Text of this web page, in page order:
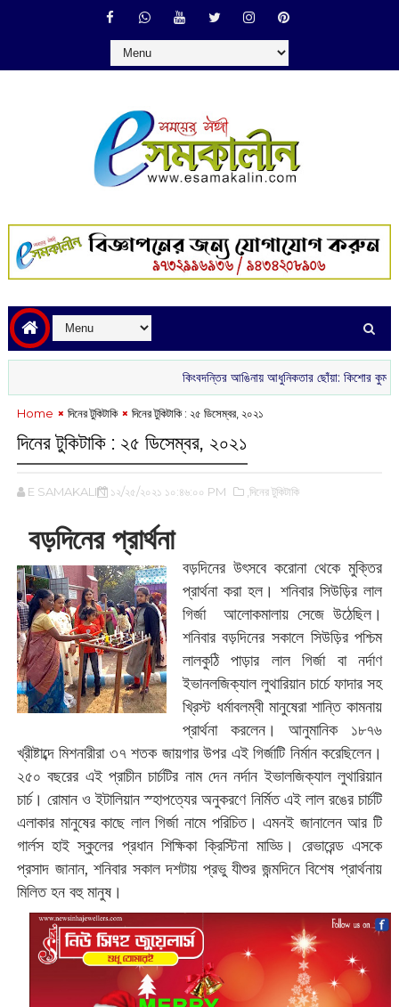
কিংবদন্তির আঙিনায় আধুনিকতার ছোঁয়া: কিশোর কুমারের
Home দিনের টুকিটাকি দিনের টুকিটাকি : ‌২৫ ডিসেম্বর, ২০২১
দিনের টুকিটাকি : ‌২৫ ডিসেম্বর, ২০২১
E SAMAKALIN ১২/২৫/২০২১ ১০:৪৬:০০ PM ,দিনের টুকিটাকি
‌বড়দিনের প্রার্থনা
বড়দিনের উৎসবে করোনা থেকে মুক্তির
প্রার্থনা করা হল। শনিবার সিউড়ির লাল
গির্জা আলোকমালায় সেজে উঠেছিল।
শনিবার বড়দিনের সকালে সিউড়ির পশ্চিম
লালকুঠি পাড়ার লাল গির্জা বা নর্দাণ
ইভানলজিক্যাল লুথারিয়ান চার্চে ফাদার সহ
খ্রিস্ট ধর্মাবলম্বী মানুষেরা শান্তি কামনায়
প্রার্থনা করলেন। আনুমানিক ১৮৭৬
খ্রীষ্টাব্দে মিশনারীরা ৩৭ শতক জায়গার উপর এই গির্জাটি নির্মান করেছিলেন।
২৫০ বছরের এই প্রাচীন চার্চটির নাম দেন নর্দান ইভালজিক্যাল লুথারিয়ান
চার্চ। রোমান ও ইটালিয়ান স্হাপত্যের অনুকরণে নির্মিত এই লাল রঙের চার্চটি
এলাকার মানুষের কাছে লাল গির্জা নামে পরিচিত। এমনই জানালেন আর টি
গার্লস হাই স্কুলের প্রধান শিক্ষিকা ক্রিস্টিনা মাড্ডি। রেভারেন্ড এসকে
প্রসাদ জানান, শনিবার সকাল দশটায় প্রভু যীশুর জন্মদিনে বিশেষ প্রার্থনায়
মিলিত হন বহু মানুষ।